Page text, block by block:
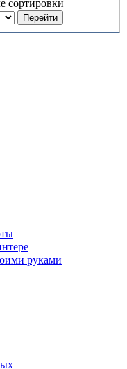
сортировки
руками